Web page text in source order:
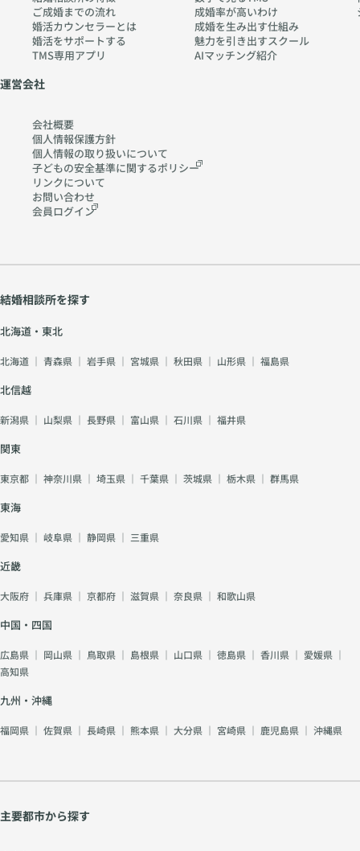
w.
ch
err
y-
ご成婚までの流れ
婚活カウンセラーとは
婚活をサポートする
TMS専用アプリ
成婚率が高いわけ
成婚を生み出す仕組み
魅力を引き出すスクール
AIマッチング紹介
運営会社
会社概要
個人情報保護方針
個人情報の取り扱いについて
子どもの安全基準に関するポリシー
リンクについて
お問い合わせ
会員ログイン
結婚相談所を探す
北海道・東北
北海道 ｜ 青森県 ｜ 岩手県 ｜ 宮城県 ｜ 秋田県 ｜ 山形県 ｜ 福島県
北信越
新潟県 ｜ 山梨県 ｜ 長野県 ｜ 富山県 ｜ 石川県 ｜ 福井県
関東
東京都 ｜ 神奈川県 ｜ 埼玉県 ｜ 千葉県 ｜ 茨城県 ｜ 栃木県 ｜ 群馬県
東海
愛知県 ｜ 岐阜県 ｜ 静岡県 ｜ 三重県
近畿
大阪府 ｜ 兵庫県 ｜ 京都府 ｜ 滋賀県 ｜ 奈良県 ｜ 和歌山県
中国・四国
広島県 ｜ 岡山県 ｜ 鳥取県 ｜ 島根県 ｜ 山口県 ｜ 徳島県 ｜ 香川県 ｜ 愛媛県 ｜
高知県
九州・沖縄
福岡県 ｜ 佐賀県 ｜ 長崎県 ｜ 熊本県 ｜ 大分県 ｜ 宮崎県 ｜ 鹿児島県 ｜ 沖縄県
主要都市から探す